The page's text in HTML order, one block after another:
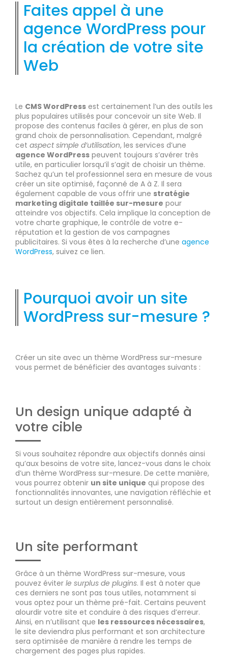
Faites appel à une
agence WordPress pour
la création de votre site
Web
Le CMS WordPress est certainement l’un des outils les
plus populaires utilisés pour concevoir un site Web. Il
propose des contenus faciles à gérer, en plus de son
grand choix de personnalisation. Cependant, malgré
cet aspect simple d’utilisation, les services d’une
agence WordPress peuvent toujours s’avérer très
utile, en particulier lorsqu’il s’agit de choisir un thème.
Sachez qu’un tel professionnel sera en mesure de vous
créer un site optimisé, façonné de A à Z. Il sera
également capable de vous offrir une stratégie
marketing digitale taillée sur-mesure pour
atteindre vos objectifs. Cela implique la conception de
votre charte graphique, le contrôle de votre e-
réputation et la gestion de vos campagnes
publicitaires. Si vous êtes à la recherche d’une agence
WordPress, suivez ce lien.
Pourquoi avoir un site
WordPress sur-mesure ?
Créer un site avec un thème WordPress sur-mesure
vous permet de bénéficier des avantages suivants :
Un design unique adapté à
votre cible
Si vous souhaitez répondre aux objectifs donnés ainsi
qu’aux besoins de votre site, lancez-vous dans le choix
d’un thème WordPress sur-mesure. De cette manière,
vous pourrez obtenir un site unique qui propose des
fonctionnalités innovantes, une navigation réfléchie et
surtout un design entièrement personnalisé.
Un site performant
Grâce à un thème WordPress sur-mesure, vous
pouvez éviter le surplus de plugins. Il est à noter que
ces derniers ne sont pas tous utiles, notamment si
vous optez pour un thème pré-fait. Certains peuvent
alourdir votre site et conduire à des risques d’erreur.
Ainsi, en n’utilisant que les ressources nécessaires,
le site deviendra plus performant et son architecture
sera optimisée de manière à rendre les temps de
chargement des pages plus rapides.